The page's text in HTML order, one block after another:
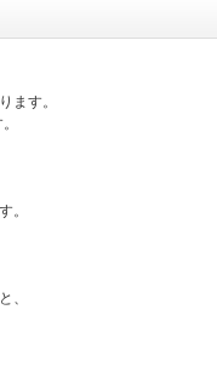
ます。
。
、